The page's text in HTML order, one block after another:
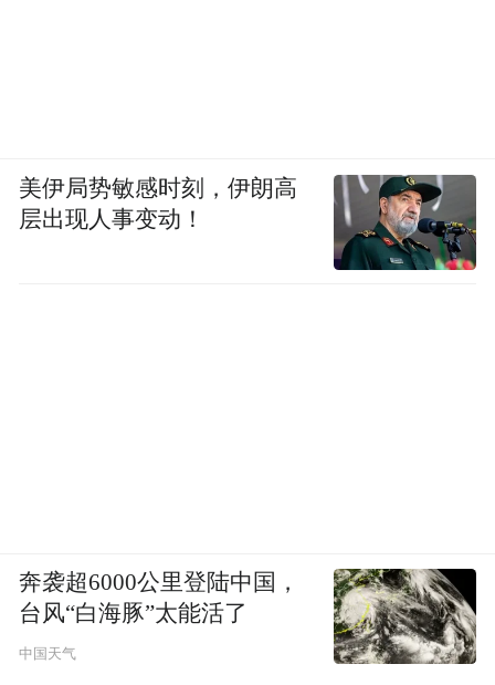
美伊局势敏感时刻，伊朗高
层出现人事变动！
奔袭超6000公里登陆中国，
台风“白海豚”太能活了
中国天气